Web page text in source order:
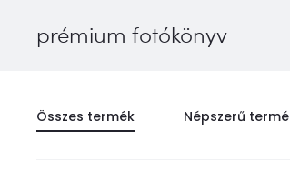
prémium fotókönyv
Összes termék Népszerű